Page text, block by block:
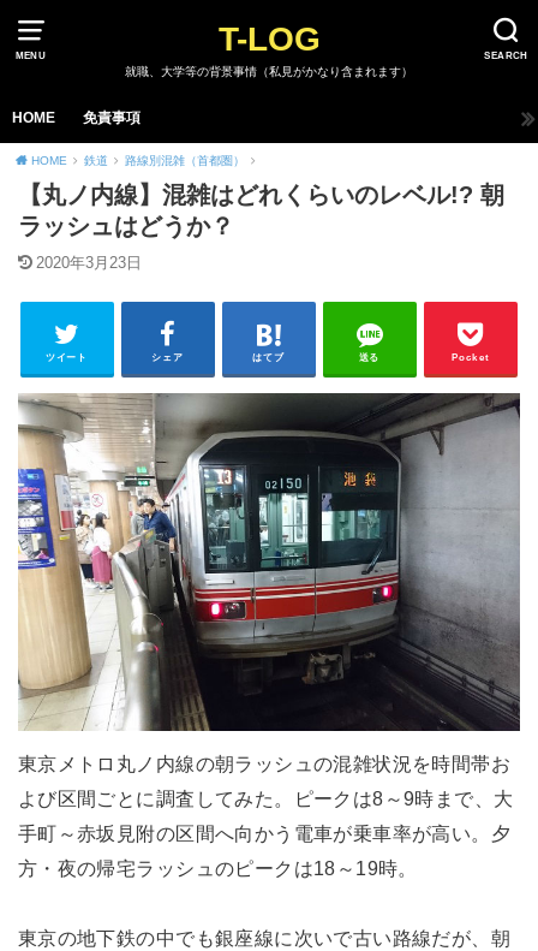
MENU SEARCH
T-LOG
就職、大学等の背景事情（私見がかなり含まれます）
HOME 免責事項
HOME 鉄道 路線別混雑（首都圏）
【丸ノ内線】混雑はどれくらいのレベル!? 朝
ラッシュはどうか？
2020年3月23日
ツイート シェア はてブ 送る Pocket
東京メトロ丸ノ内線の朝ラッシュの混雑状況を時間帯お
よび区間ごとに調査してみた。ピークは8～9時まで、大
手町～赤坂見附の区間へ向かう電車が乗車率が高い。夕
方・夜の帰宅ラッシュのピークは18～19時。
東京の地下鉄の中でも銀座線に次いで古い路線だが、朝